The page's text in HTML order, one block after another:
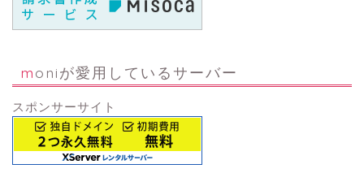
moniが愛用しているサーバー
スポンサーサイト